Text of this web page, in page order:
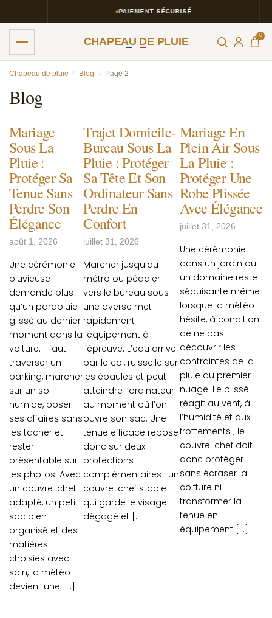
PAIEMENT SÉCURISÉ
CHAPEAU DE PLUIE 0
navigation
content
Chapeau de pluie / Blog / Page 2
Blog
Mariage
Sous La
Pluie :
Protéger Sa
Tenue Sans
Perdre Son
Élégance
août 1, 2026
Une cérémonie
pluvieuse
demande plus
qu’un parapluie
glissé au dernier
moment dans la
voiture. Il faut
traverser un
parking, marcher
sur un sol
humide, poser
ses affaires sans
les tacher et
rester
présentable sur
les photos. Avec
un couvre-chef
adapté, un petit
sac bien
organisé et des
matières
choisies avec
soin, la météo
devient une […]
Trajet Domicile-
Bureau Sous La
Pluie : Protéger
Sa Tête Et Son
Ordinateur Sans
Perdre En
Confort
juillet 31, 2026
Marcher jusqu’au
métro ou pédaler
vers le bureau sous
une averse met
rapidement
l’équipement à
l’épreuve. L’eau arrive
par le col, ruisselle sur
les épaules et peut
atteindre l’ordinateur
au moment où l’on
ouvre son sac. Une
tenue efficace repose
donc sur deux
protections
complémentaires : un
couvre-chef stable
qui garde le visage
dégagé et […]
Mariage En
Plein Air Sous
La Pluie :
Protéger Une
Robe Plissée
Avec Élégance
juillet 31, 2026
Une cérémonie
dans un jardin ou
un domaine reste
séduisante même
lorsque la météo
hésite, à condition
de ne pas
découvrir les
contraintes de la
pluie au premier
nuage. Le plissé
réagit au vent, à
l’humidité et aux
frottements ; le
couvre-chef doit
donc protéger
sans écraser la
coiffure ni
transformer la
tenue en
équipement […]